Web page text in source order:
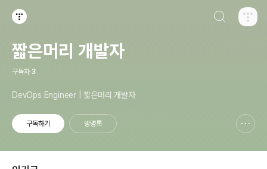
짧은머리 개발자
구독자 3
DevOps Engineer | 짧은머리 개발자
구독하기 방명록